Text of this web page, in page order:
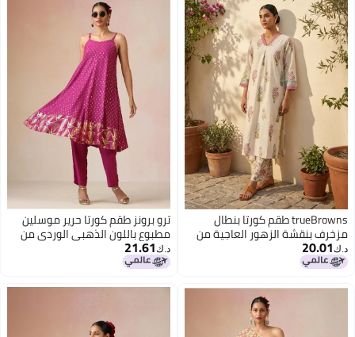
trueBrowns طقم كورتا بنطال
مزخرف بنقشة الزهور العاجية من
trueBrowns
د.ك‏20.01
ترو برونز طقم كورتا حرير موسلين
مطبوع باللون الذهبي الوردي من
ترو براونز
د.ك‏21.61